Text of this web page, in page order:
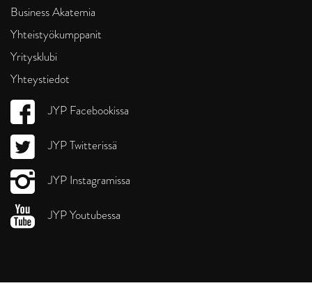
Business Akatemia
Yhteistyökumppanit
Yritysklubi
Yhteystiedot
JYP Facebookissa
JYP Twitterissä
JYP Instagramissa
JYP Youtubessa